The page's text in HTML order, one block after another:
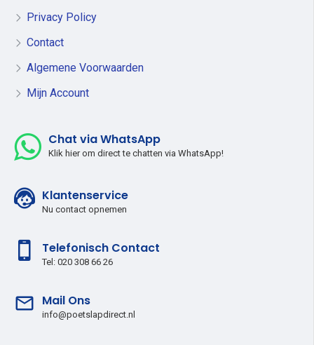
Privacy Policy
Contact
Algemene Voorwaarden
Mijn Account
Chat via WhatsApp
Klik hier om direct te chatten via WhatsApp!
Klantenservice
Nu contact opnemen
Telefonisch Contact
Tel: 020 308 66 26
Mail Ons
info@poetslapdirect.nl